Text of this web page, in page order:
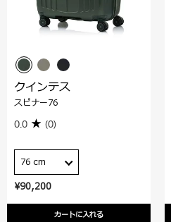
¥90,200
カートに入れる
クインテス
スピナー76
0.0 (0)
76 cm